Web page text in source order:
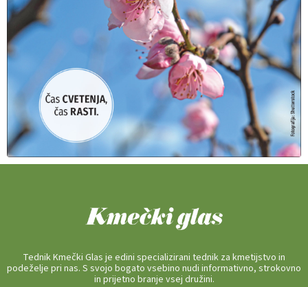
Tednik Kmečki Glas je edini specializirani tednik za kmetijstvo in
podeželje pri nas. S svojo bogato vsebino nudi informativno, strokovno
in prijetno branje vsej družini.